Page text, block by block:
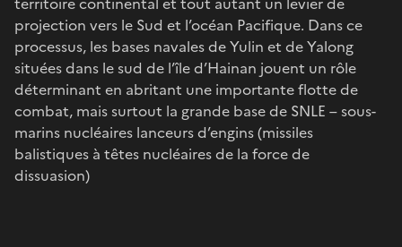
projection vers le Sud et l’océan Pacifique. Dans ce
processus, les bases navales de Yulin et de Yalong
situées dans le sud de l’île d’Hainan jouent un rôle
déterminant en abritant une importante flotte de
combat, mais surtout la grande base de SNLE – sous-
marins nucléaires lanceurs d’engins (missiles
balistiques à têtes nucléaires de la force de
dissuasion)